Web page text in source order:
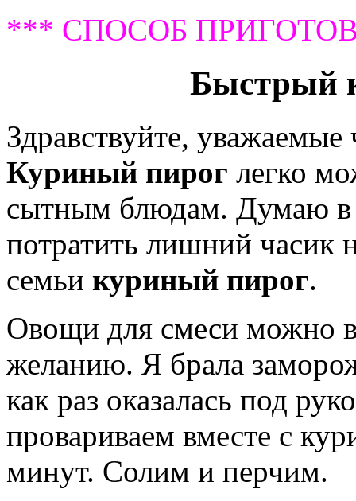
*** СПОСОБ
Быстрый
Здравствуйте, уважаемые
Куриный пирог легко
сытным блюдам. Думаю
потратить лишний часик
семьи куриный пирог.
Овощи для смеси можно
желанию. Я брала
как раз оказалась под
провариваем вместе с
минут. Солим и перчим.